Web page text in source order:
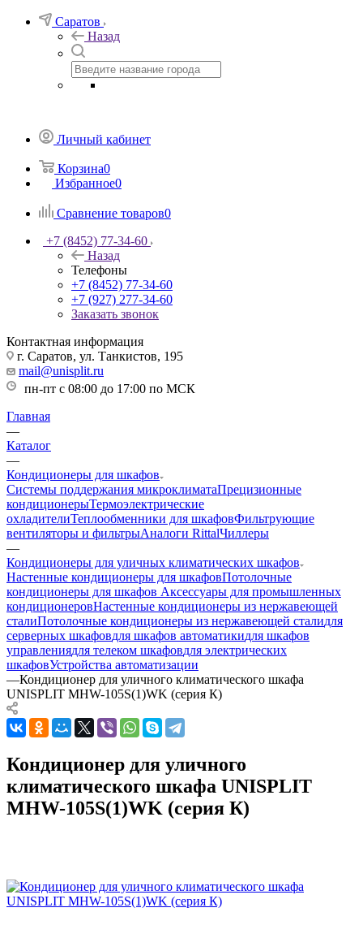
Саратов
Назад
Личный кабинет
Корзина0
Избранное0
Сравнение товаров0
+7 (8452) 77-34-60
Назад
Телефоны
+7 (8452) 77-34-60
+7 (927) 277-34-60
Заказать звонок
Контактная информация
г. Саратов, ул. Танкистов, 195
mail@unisplit.ru
пн-пт с 08:00 до 17:00 по МСК
Главная
—
Каталог
—
Кондиционеры для шкафов
Системы поддержания микроклиматаПрецизионные
кондиционерыТермоэлектрические
охладителиТеплообменники для шкафовФильтрующие
вентиляторы и фильтрыАналоги RittalЧиллеры
—
Кондиционеры для уличных климатических шкафов
Настенные кондиционеры для шкафовПотолочные
кондиционеры для шкафов Аксессуары для промышленных
кондиционеровНастенные кондиционеры из нержавеющей
сталиПотолочные кондиционеры из нержавеющей сталидля
серверных шкафовдля шкафов автоматикидля шкафов
управлениядля телеком шкафовдля электрических
шкафовУстройства автоматизации
—Кондиционер для уличного климатического шкафа
UNISPLIT MHW-105S(1)WK (серия К)
Кондиционер для уличного
климатического шкафа UNISPLIT
MHW-105S(1)WK (серия К)